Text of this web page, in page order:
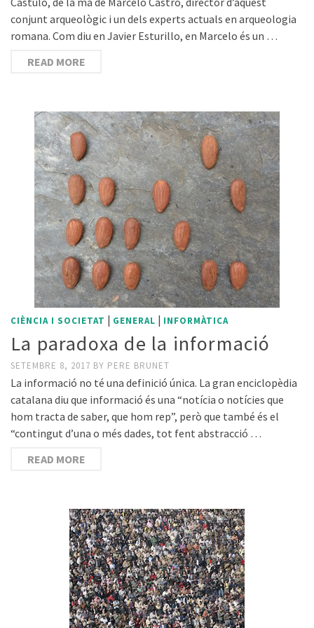
conjunt arqueològic i un dels experts actuals en arqueologia
romana. Com diu en Javier Esturillo, en Marcelo és un …
READ MORE
CIÈNCIA I SOCIETAT | GENERAL | INFORMÀTICA
La paradoxa de la informació
SETEMBRE 8, 2017 BY PERE BRUNET
La informació no té una definició única. La gran enciclopèdia
catalana diu que informació és una “notícia o notícies que
hom tracta de saber, que hom rep”, però que també és el
“contingut d’una o més dades, tot fent abstracció …
READ MORE